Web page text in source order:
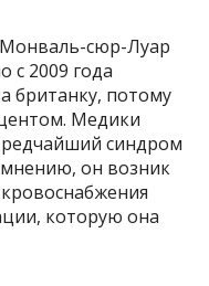
Монваль-сюр-Луар
с 2009 года
британку, потому
Медики
синдром
он возник
которую она